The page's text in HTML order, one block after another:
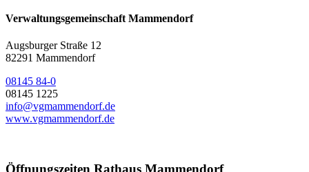
Verwaltungsgemeinschaft Mammendorf
Augsburger Straße 12
82291 Mammendorf
08145 84-0
08145 1225
info@vgmammendorf.de
www.vgmammendorf.de
Öffnungszeiten Rathaus Mammendorf